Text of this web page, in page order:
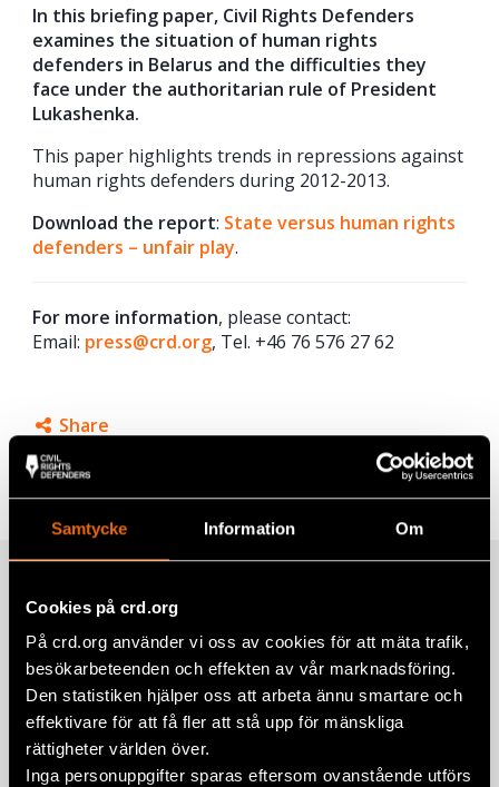
Samtycke Information Om
Cookies på crd.org
På crd.org använder vi oss av cookies för att mäta trafik,
besökarbeteenden och effekten av vår marknadsföring.
Den statistiken hjälper oss att arbeta ännu smartare och
effektivare för att få fler att stå upp för mänskliga
rättigheter världen över.
Inga personuppgifter sparas eftersom ovanstående utförs
In this briefing paper, Civil Rights Defenders
examines the situation of human rights
defenders in Belarus and the difficulties they
face under the authoritarian rule of President
Lukashenka.
This paper highlights trends in repressions against
human rights defenders during 2012-2013.
Download the report: State versus human rights
defenders – unfair play.
For more information, please contact:
Email: press@crd.org, Tel. +46 76 576 27 62
Share
Google+
Mail
TagsEurasia
Related
Natalia Project Participant Nasta
Loika released from Belarusian prison
BELARUS,EURASIA,NATALIA PROJECT
20 March 2026